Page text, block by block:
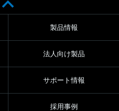
製品情報
法人向け製品
サポート情報
採用事例